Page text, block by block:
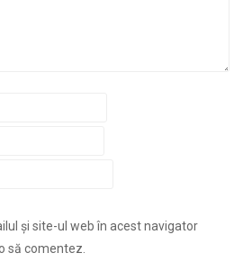
și site-ul web în acest navigator
să comentez.